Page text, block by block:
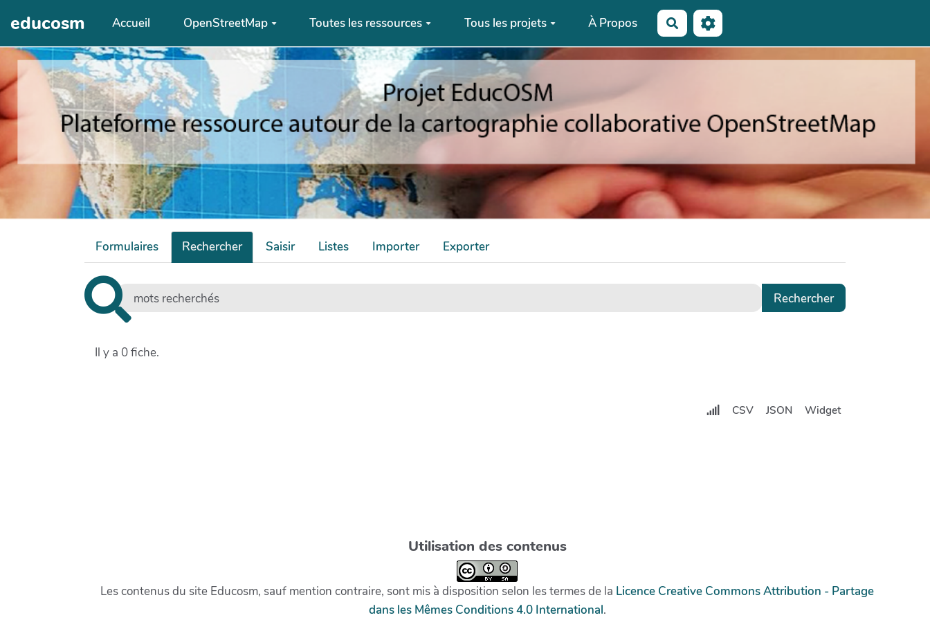
Aller au contenu principal
educosm Accueil OpenStreetMap Toutes les ressources Tous les projets À Propos Rechercher
Formulaires Rechercher Saisir Listes Importer Exporter
Il y a 0 fiche.
CSV JSON Widget
Utilisation des contenus
Les contenus du site Educosm, sauf mention contraire, sont mis à disposition selon les termes de la Licence Creative Commons Attribution - Partage
dans les Mêmes Conditions 4.0 International.